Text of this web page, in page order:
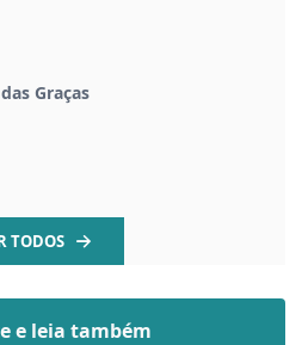
Graças
TODOS
e leia também